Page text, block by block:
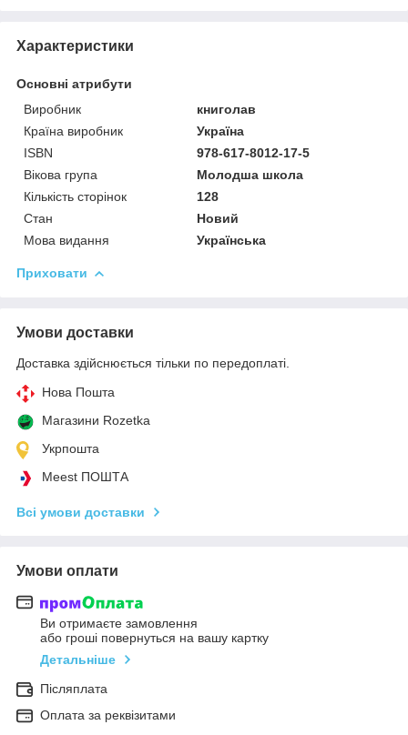
Характеристики
Основні атрибути
Виробник
книголав
Країна виробник
Україна
ISBN
978-617-8012-17-5
Вікова група
Молодша школа
Кількість сторінок
128
Стан
Новий
Мова видання
Українська
Приховати
Умови доставки
Доставка здійснюється тільки по передоплаті.
Нова Пошта
Магазини Rozetka
Укрпошта
Meest ПОШТА
Всі умови доставки
Умови оплати
Ви отримаєте замовлення
або гроші повернуться на вашу картку
Детальніше
Післяплата
Оплата за реквізитами